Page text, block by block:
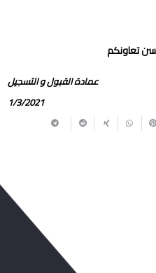
تعاونكم
عمادة القبول و التسجيل
1/3/2021